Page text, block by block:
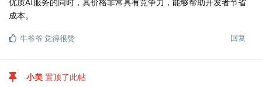
成本。
回复
牛爷爷 觉得很赞
小美 置顶了此帖